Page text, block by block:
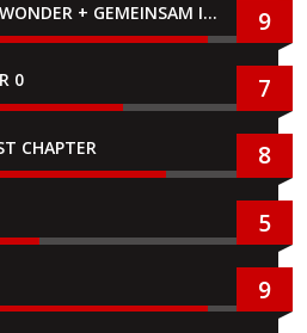
SUPER MARIO BROS. WONDER + GEMEINSAM IM BELLABEL-PARK 9
0 7
CHAPTER 8
5
9